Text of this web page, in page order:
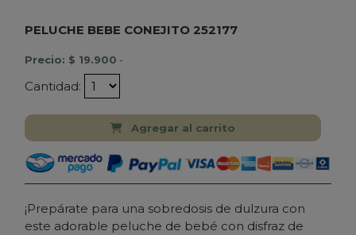
PELUCHE BEBE CONEJITO 252177
Precio: $ 19.900 -
Cantidad:
Agregar al carrito
¡Prepárate para una sobredosis de dulzura con
este adorable peluche de bebé con disfraz de